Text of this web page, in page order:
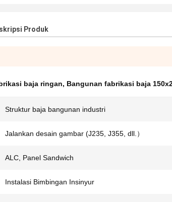
Produk
baja ringan, Bangunan fabrikasi baja
Struktur baja bangunan industri
Jalankan desain gambar (J235, J355, dll.）
ALC, Panel Sandwich
Instalasi Bimbingan Insinyur